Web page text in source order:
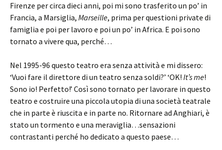
Firenze per circa dieci anni, poi mi sono trasferito un po’ in
Francia, a Marsiglia, Marseille, prima per questioni private di
famiglia e poi per lavoro e poi un po’ in Africa. E poi sono
tornato a vivere qua, perché…
Nel 1995-96 questo teatro era senza attività e mi dissero:
‘Vuoi fare il direttore di un teatro senza soldi?’ ‘OK! It’s me!
Sono io! Perfetto!’ Così sono tornato per lavorare in questo
teatro e costruire una piccola utopia di una società teatrale
che in parte è riuscita e in parte no. Ritornare ad Anghiari, è
stato un tormento e una meraviglia…sensazioni
contrastanti perché ho dedicato a questo paese…